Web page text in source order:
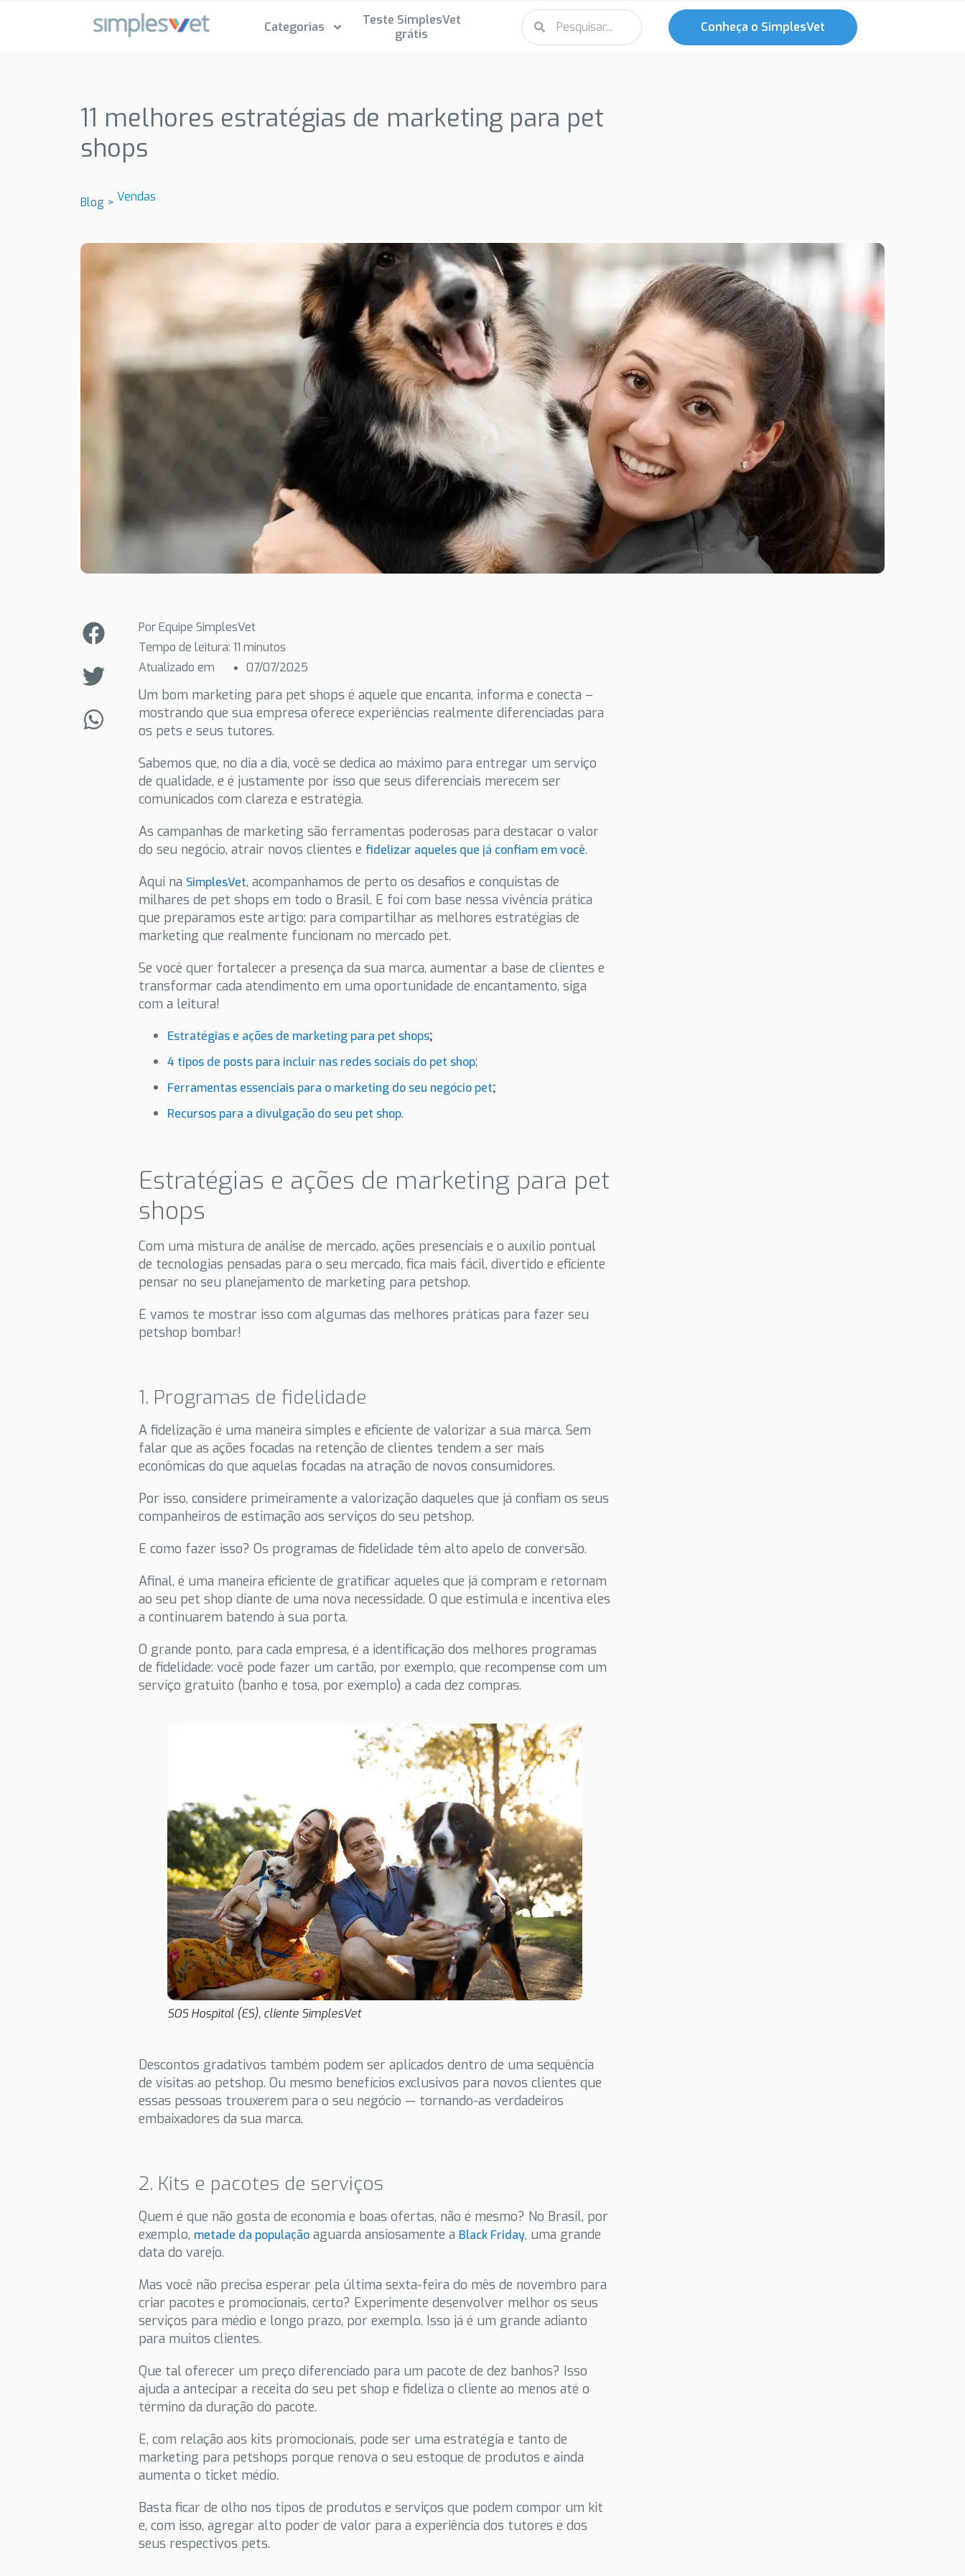
Categorias
Teste SimplesVet
grátis
Conheça o SimplesVet
11 melhores estratégias de marketing para pet
shops
Blog > Vendas
Por Equipe SimplesVet
Tempo de leitura: 11 minutos
Atualizado em
07/07/2025
Um bom marketing para pet shops é aquele que encanta, informa e conecta –
mostrando que sua empresa oferece experiências realmente diferenciadas para
os pets e seus tutores.
Sabemos que, no dia a dia, você se dedica ao máximo para entregar um serviço
de qualidade, e é justamente por isso que seus diferenciais merecem ser
comunicados com clareza e estratégia.
As campanhas de marketing são ferramentas poderosas para destacar o valor
do seu negócio, atrair novos clientes efidelizar aqueles que já confiam em você.
Aqui na SimplesVet, acompanhamos de perto os desafios e conquistas de
milhares de pet shops em todo o Brasil. E foi com base nessa vivência prática
que preparamos este artigo: para compartilhar as melhores estratégias de
marketing que realmente funcionam no mercado pet.
Se você quer fortalecer a presença da sua marca, aumentar a base de clientes e
transformar cada atendimento em uma oportunidade de encantamento, siga
com a leitura!
Estratégias e ações de marketing para pet shops;
4 tipos de posts para incluir nas redes sociais do pet shop;
Ferramentas essenciais para o marketing do seu negócio pet;
Recursos para a divulgação do seu pet shop.
Estratégias e ações de marketing para pet
shops
Com uma mistura de análise de mercado, ações presenciais e o auxílio pontual
de tecnologias pensadas para o seu mercado, fica mais fácil, divertido e eficiente
pensar no seu planejamento de marketing para petshop.
E vamos te mostrar isso com algumas das melhores práticas para fazer seu
petshop bombar!
1. Programas de fidelidade
A fidelização é uma maneira simples e eficiente de valorizar a sua marca. Sem
falar que as ações focadas na retenção de clientes tendem a ser mais
econômicas do que aquelas focadas na atração de novos consumidores.
Por isso, considere primeiramente a valorização daqueles que já confiam os seus
companheiros de estimação aos serviços do seu petshop.
E como fazer isso? Os programas de fidelidade têm alto apelo de conversão.
Afinal, é uma maneira eficiente de gratificar aqueles que já compram e retornam
ao seu pet shop diante de uma nova necessidade. O que estimula e incentiva eles
a continuarem batendo à sua porta.
O grande ponto, para cada empresa, é a identificação dos melhores programas
de fidelidade: você pode fazer um cartão, por exemplo, que recompense com um
serviço gratuito (banho e tosa, por exemplo) a cada dez compras.
SOS Hospital (ES), cliente SimplesVet
Descontos gradativos também podem ser aplicados dentro de uma sequência
de visitas ao petshop. Ou mesmo benefícios exclusivos para novos clientes que
essas pessoas trouxerem para o seu negócio — tornando-as verdadeiros
embaixadores da sua marca.
2. Kits e pacotes de serviços
Quem é que não gosta de economia e boas ofertas, não é mesmo? No Brasil, por
exemplo, metade da população aguarda ansiosamente a Black Friday, uma grande
data do varejo.
Mas você não precisa esperar pela última sexta-feira do mês de novembro para
criar pacotes e promocionais, certo? Experimente desenvolver melhor os seus
serviços para médio e longo prazo, por exemplo. Isso já é um grande adianto
para muitos clientes.
Que tal oferecer um preço diferenciado para um pacote de dez banhos? Isso
ajuda a antecipar a receita do seu pet shop e fideliza o cliente ao menos até o
término da duração do pacote.
E, com relação aos kits promocionais, pode ser uma estratégia e tanto de
marketing para petshops porque renova o seu estoque de produtos e ainda
aumenta o ticket médio.
Basta ficar de olho nos tipos de produtos e serviços que podem compor um kit
e, com isso, agregar alto poder de valor para a experiência dos tutores e dos
seus respectivos pets.